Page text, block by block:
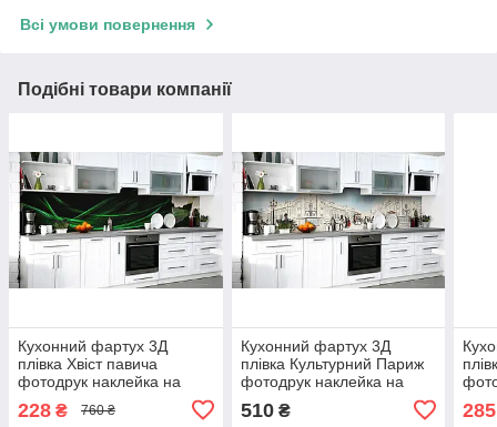
Всі умови повернення
Подібні товари компанії
Кухонний фартух 3Д
плівка Хвіст павича
фотодрук наклейка на
стіну Абстракція 600х3000
мм
228 ₴ 760 ₴
Кухонний фартух 3Д
плівка Культурний Париж
фотодрук наклейка на
стіну Люди, діти 600х2000
мм
510₴
мм